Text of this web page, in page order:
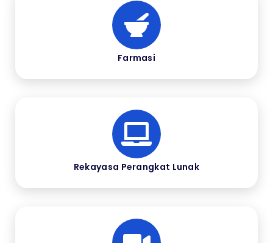
Farmasi
Rekayasa Perangkat Lunak